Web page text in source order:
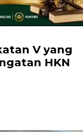
V yang
HKN